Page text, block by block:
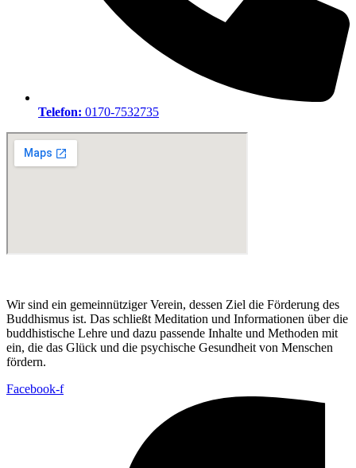
Telefon: 0170-7532735
Wir sind ein gemeinnütziger Verein, dessen Ziel die Förderung des
Buddhismus ist. Das schließt Meditation und Informationen über die
buddhistische Lehre und dazu passende Inhalte und Methoden mit
ein, die das Glück und die psychische Gesundheit von Menschen
fördern.
Facebook-f